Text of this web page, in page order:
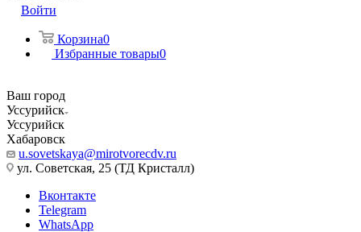
Войти
Корзина0
Избранные товары0
Ваш город
Уссурийск
Уссурийск
Хабаровск
u.sovetskaya@mirotvorecdv.ru
ул. Советская, 25 (ТД Кристалл)
Вконтакте
Telegram
WhatsApp